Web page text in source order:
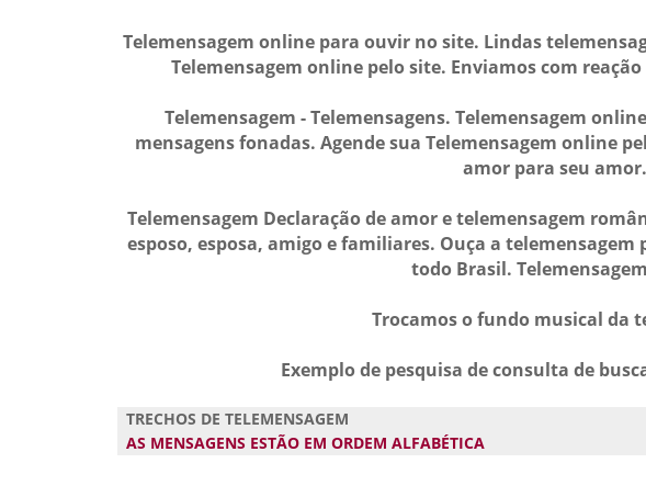
Telemensagem online para ouvir no site. Lindas
Telemensagem online pelo site. Enviamos com
Telemensagem - Telemensagens. Telemensagem
mensagens fonadas. Agende sua Telemensagem online
amor para seu
Telemensagem Declaração de amor e telemensagem
esposo, esposa, amigo e familiares. Ouça a
todo Brasil.
Trocamos o fundo musical da
Exemplo de pesquisa de consulta de
TRECHOS DE TELEMENSAGEM
AS MENSAGENS ESTÃO EM ORDEM ALFABÉTICA